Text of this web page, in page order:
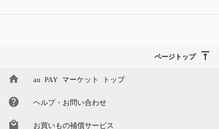
ページトップ
au PAY マーケット トップ
ヘルプ・お問い合わせ
お買いもの補償サービス